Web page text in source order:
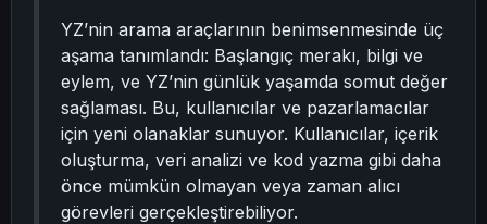
YZ’nin arama araçlarının benimsenmesinde üç
aşama tanımlandı: Başlangıç merakı, bilgi ve
eylem, ve YZ’nin günlük yaşamda somut değer
sağlaması. Bu, kullanıcılar ve pazarlamacılar
için yeni olanaklar sunuyor. Kullanıcılar, içerik
oluşturma, veri analizi ve kod yazma gibi daha
önce mümkün olmayan veya zaman alıcı
görevleri gerçekleştirebiliyor.